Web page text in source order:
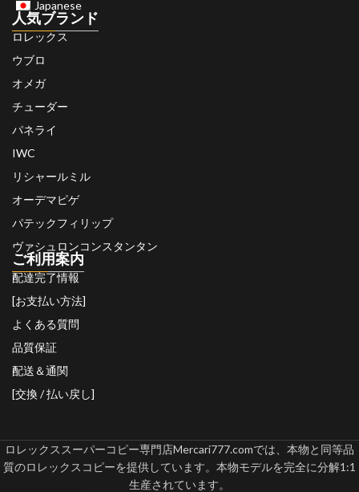
Japanese
人気ブランド
ロレックス
ウブロ
オメガ
チューダー
パネライ
IWC
リシャールミル
オーデマピゲ
パテックフィリップ
ヴァシュロンコンスタンタン
ご利用案内
配達完了情報
[お支払い方法]
よくある質問
品質保証
配送＆通関
[交換 / 払い戻し]
ロレックススーパーコピー専門店Mercari777.comでは、本物と同等品
質のロレックスコピーを提供しています。本物モデルを完全に分解1:1
生産されています。